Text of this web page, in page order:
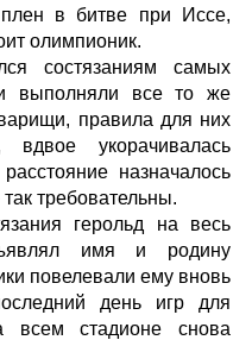
в битве при Иссе,
олимпионик.
состязаниям самых
выполняли все то же
правила для них
укорачивалась
назначалось
требовательны.
герольд на весь
имя и родину
повелевали ему вновь
день игр для
всем стадионе снова